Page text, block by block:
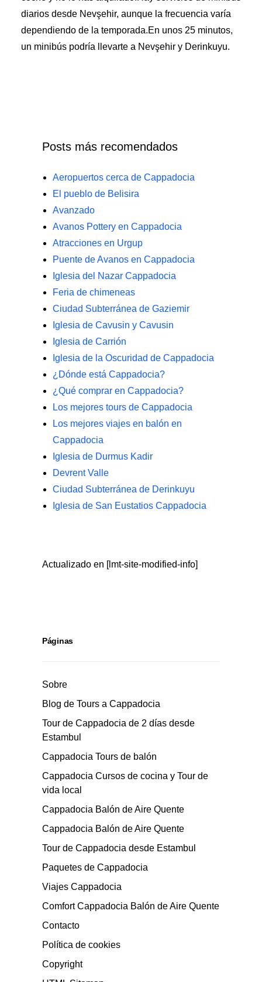
diarios desde Nevşehir, aunque la frecuencia varía
dependiendo de la temporada.En unos 25 minutos,
un minibús podría llevarte a Nevşehir y Derinkuyu.
Posts más recomendados
Aeropuertos cerca de Cappadocia
El pueblo de Belisira
Avanzado
Avanos Pottery en Cappadocia
Atracciones en Urgup
Puente de Avanos en Cappadocia
Iglesia del Nazar Cappadocia
Feria de chimeneas
Ciudad Subterránea de Gaziemir
Iglesia de Cavusin y Cavusin
Iglesia de Carrión
Iglesia de la Oscuridad de Cappadocia
¿Dónde está Cappadocia?
¿Qué comprar en Cappadocia?
Los mejores tours de Cappadocia
Los mejores viajes en balón en
Cappadocia
Iglesia de Durmus Kadir
Devrent Valle
Ciudad Subterránea de Derinkuyu
Iglesia de San Eustatios Cappadocia
Actualizado en [lmt-site-modified-info]
Páginas
Sobre
Blog de Tours a Cappadocia
Tour de Cappadocia de 2 días desde
Estambul
Cappadocia Tours de balón
Cappadocia Cursos de cocina y Tour de
vida local
Cappadocia Balón de Aire Quente
Cappadocia Balón de Aire Quente
Tour de Cappadocia desde Estambul
Paquetes de Cappadocia
Viajes Cappadocia
Comfort Cappadocia Balón de Aire Quente
Contacto
Política de cookies
Copyright